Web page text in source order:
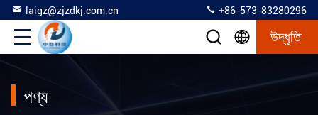
laigz@zjzdkj.com.cn +86-573-83280296
উদ্ধৃতি
পণ্য